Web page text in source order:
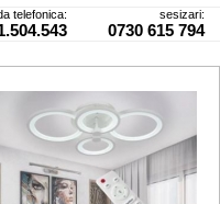
telefonica: sesizari:
0730 615 794